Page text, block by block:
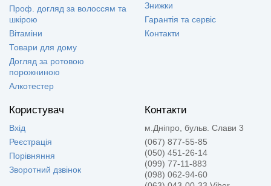
Проф. догляд за волоссям та
шкірою
Вітаміни
Товари для дому
Догляд за ротовою
порожниною
Алкотестер
Знижки
Гарантія та сервіс
Контакти
Користувач
Вхід
Реєстрація
Порівняння
Зворотний дзвінок
Контакти
м.Дніпро, бульв. Слави 3
(067) 877-55-85
(050) 451-26-14
(099) 77-11-883
(098) 062-94-60